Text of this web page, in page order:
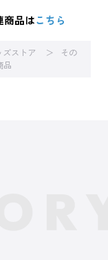
商品はこちら
ズストア
その
品